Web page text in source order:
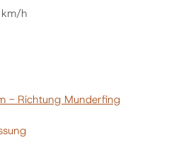
h
- Richtung Munderfing